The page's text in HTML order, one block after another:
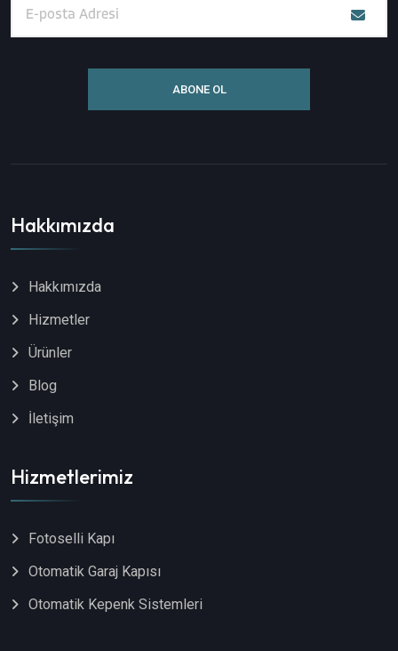
ABONE OL
Hakkımızda
Hakkımızda
Hizmetler
Ürünler
Blog
İletişim
Hizmetlerimiz
Fotoselli Kapı
Otomatik Garaj Kapısı
Otomatik Kepenk Sistemleri